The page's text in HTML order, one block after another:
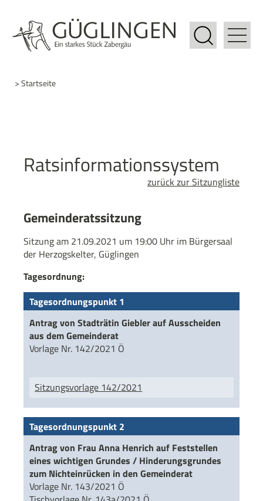
> Startseite
Ratsinformationssystem
zurück zur Sitzungliste
Gemeinderatssitzung
Sitzung am 21.09.2021 um 19:00 Uhr im Bürgersaal
der Herzogskelter, Güglingen
Tagesordnung:
Tagesordnungspunkt 1
Antrag von Stadträtin Giebler auf Ausscheiden
aus dem Gemeinderat
Vorlage Nr. 142/2021 Ö
Sitzungsvorlage 142/2021
Tagesordnungspunkt 2
Antrag von Frau Anna Henrich auf Feststellen
eines wichtigen Grundes / Hinderungsgrundes
zum Nichteinrücken in den Gemeinderat
Vorlage Nr. 143/2021 Ö